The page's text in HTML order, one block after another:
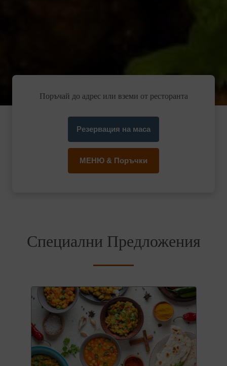
Поръчай до адрес или вземи от ресторанта
Резервация на маса
МЕНЮ & Поръчки
Специални Предложения